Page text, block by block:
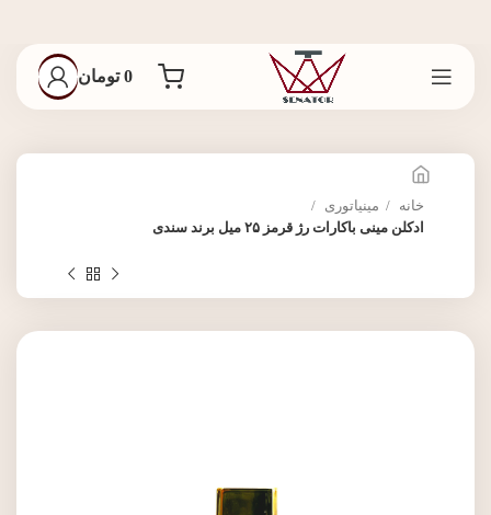
0 تومان
خانه
مینیاتوری
ادکلن مینی باکارات رژ قرمز ۲۵ میل برند سندی